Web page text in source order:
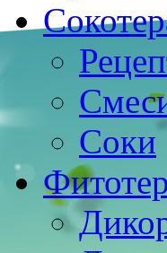
Соки